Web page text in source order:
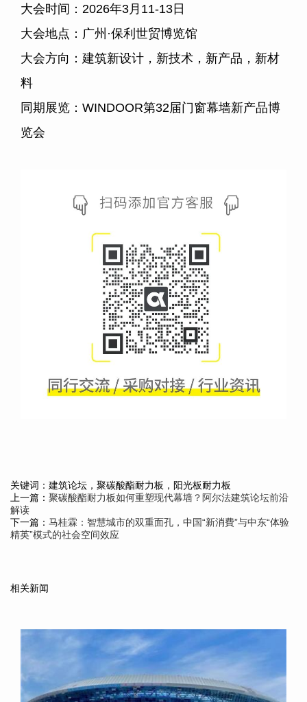
大会时间：2026年3月11-13日
大会地点：广州·保利世贸博览馆
大会方向：建筑新设计，新技术，新产品，新材
料
同期展览：WINDOOR第32届门窗幕墙新产品博
览会
关键词：建筑论坛，聚碳酸酯耐力板，阳光板耐力板
上一篇： 聚碳酸酯耐力板如何重塑现代幕墙？阿尔法建筑论坛前沿
解读
下一篇： 马桂霖：智慧城市的双重面孔，中国“新消費”与中东“体验
精英”模式的社会空间效应
相关新闻